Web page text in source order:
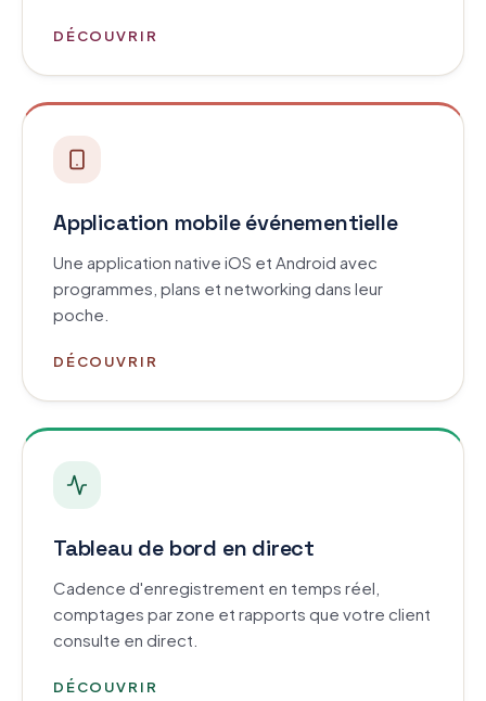
DÉCOUVRIR
Application mobile événementielle
Une application native iOS et Android avec
programmes, plans et networking dans leur
poche.
DÉCOUVRIR
Tableau de bord en direct
Cadence d'enregistrement en temps réel,
comptages par zone et rapports que votre client
consulte en direct.
DÉCOUVRIR